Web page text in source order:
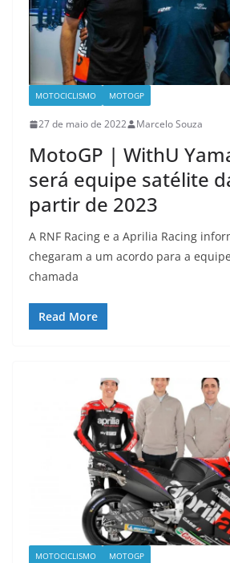
MOTOCICLISMO MOTOGP
27 de maio de 2022 Marcelo Souza
MotoGP | WithU
será equipe satélite
partir de 2023
A RNF Racing e a Aprilia Racing
chegaram a um acordo para a
chamada
Read More
MOTOCICLISMO MOTOGP